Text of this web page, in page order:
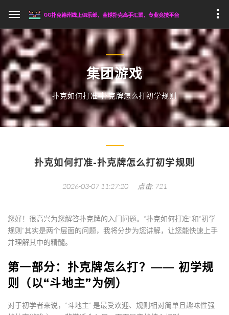
集团游戏
扑克如何打准-扑克牌怎么打初学规则
扑克如何打准-扑克牌怎么打初学规则
2026-03-07 11:27:20 点击: 721
您好！很高兴为您解答扑克牌的入门问题。“扑克如何打准”和“初学
规则”其实是两个层面的问题，我将分步为您讲解，让您能快速上手
并理解其中的精髓。
第一部分：扑克牌怎么打？—— 初学规
则（以“斗地主”为例）
对于初学者来说， “斗地主” 是最受欢迎、规则相对简单且趣味性强